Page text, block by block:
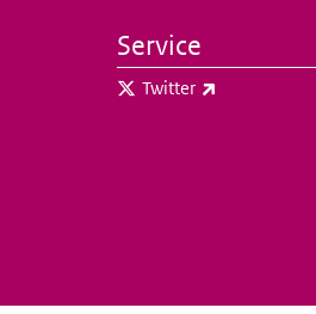
Service
Twitter